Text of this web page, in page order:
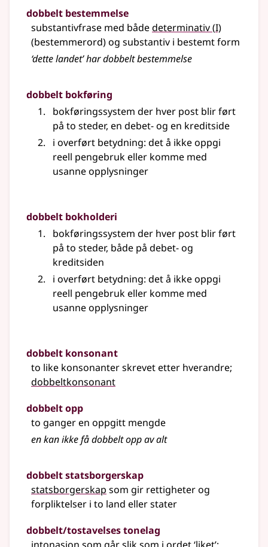
dobbelt bestemmelse
substantivfrase med bådedeterminativ(1
I)
(bestemmerord) og substantiv i bestemt form
‘dette landet’ har dobbelt bestemmelse
dobbelt bokføring
bokføringssystem der hver post blir ført
på to steder, en debet- og en kreditside
i overført betydning: det å ikke oppgi
reell pengebruk eller komme med
usanne opplysninger
dobbelt bokholderi
bokføringssystem der hver post blir ført
på to steder, både på debet- og
kreditsiden
i overført betydning: det å ikke oppgi
reell pengebruk eller komme med
usanne opplysninger
dobbelt konsonant
to like konsonanter skrevet etter hverandre;
dobbeltkonsonant
dobbelt opp
to ganger en oppgitt mengde
en kan ikke få dobbelt opp av alt
dobbelt statsborgerskap
statsborgerskap som gir rettigheter og
forpliktelser i to land eller stater
dobbelt/tostavelses tonelag